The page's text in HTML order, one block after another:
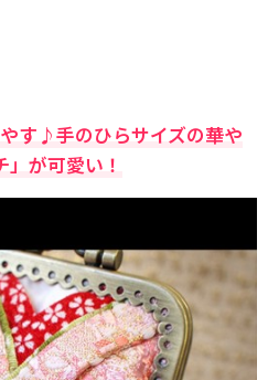
す♪手のひらサイズの華や
が可愛い！